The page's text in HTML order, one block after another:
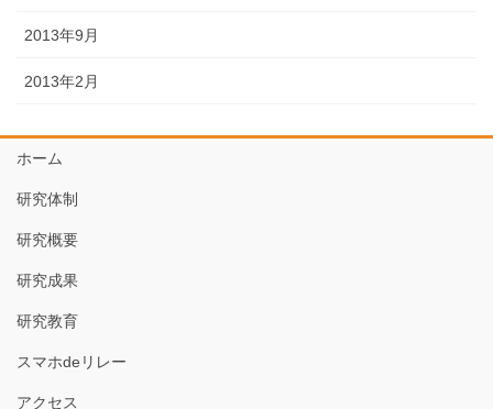
2013年9月
2013年2月
ホーム
研究体制
研究概要
研究成果
研究教育
スマホdeリレー
アクセス